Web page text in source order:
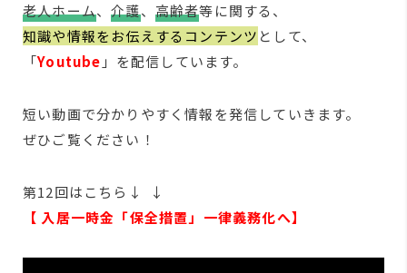
老人ホーム、介護、 高齢者等に関する、
知識や情報をお伝えするコンテンツ として、
「Youtube 」を配信しています。
短い動画で分かりやすく情報を発信していきます。
ぜひご覧ください！
第12回はこちら↓ ↓
【 入居一時金「保全措置」一律義務化へ】